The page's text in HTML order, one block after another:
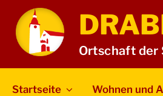
Ortschaft der
Startseite Wohnen und